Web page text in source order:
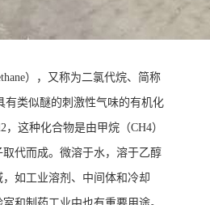
），又称为二氯代烷、简称
有类似醚的刺激性气味的有机化
，这种化合物是由甲烷（CH4）
代而成。微溶于水，溶于乙醇
如工业溶剂、中间体和冷却